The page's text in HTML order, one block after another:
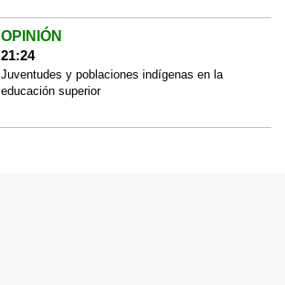
OPINIÓN
21:24
Juventudes y poblaciones indígenas en la
educación superior